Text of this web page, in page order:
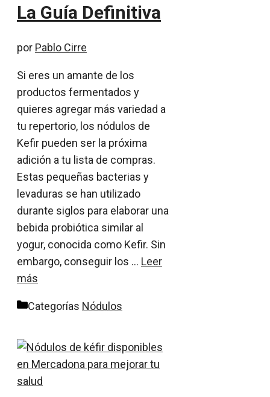
La Guía Definitiva
por Pablo Cirre
Si eres un amante de los
productos fermentados y
quieres agregar más variedad a
tu repertorio, los nódulos de
Kefir pueden ser la próxima
adición a tu lista de compras.
Estas pequeñas bacterias y
levaduras se han utilizado
durante siglos para elaborar una
bebida probiótica similar al
yogur, conocida como Kefir. Sin
embargo, conseguir los … Leer
más
Categorías Nódulos